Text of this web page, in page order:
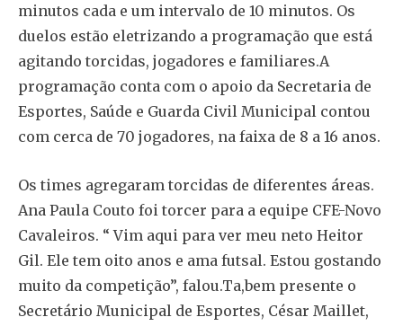
minutos cada e um intervalo de 10 minutos. Os
duelos estão eletrizando a programação que está
agitando torcidas, jogadores e familiares.A
programação conta com o apoio da Secretaria de
Esportes, Saúde e Guarda Civil Municipal contou
com cerca de 70 jogadores, na faixa de 8 a 16 anos.
Os times agregaram torcidas de diferentes áreas.
Ana Paula Couto foi torcer para a equipe CFE-Novo
Cavaleiros. “ Vim aqui para ver meu neto Heitor
Gil. Ele tem oito anos e ama futsal. Estou gostando
muito da competição”, falou.Ta,bem presente o
Secretário Municipal de Esportes, César Maillet,